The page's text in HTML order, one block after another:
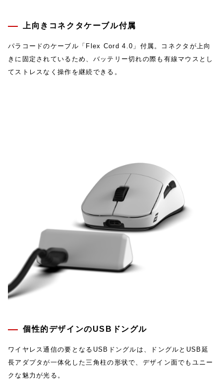
上向きコネクタケーブル付属
パラコードのケーブル「Flex Cord 4.0」付属。コネクタが上向
きに固定されているため、バッテリー切れの際も有線マウスとし
てストレスなく操作を継続できる。
個性的デザインのUSBドングル
ワイヤレス通信の要となるUSBドングルは、ドングルとUSB延
長アダプタが一体化した三角柱の形状で、デザイン面でもユニー
クな魅力が光る。